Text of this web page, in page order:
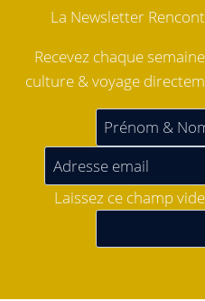
La Newsletter
Recevez chaque
culture & voyage
Laissez ce champ